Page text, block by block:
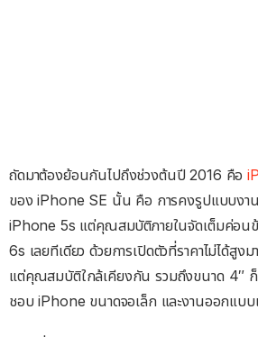
ถัดมาต้องย้อนกันไปถึงช่วงต้นปี 2016 คือ
ของ iPhone SE นั้น คือ การคงรูปแบบงา
iPhone 5s แต่คุณสมบัติภายในจัดเต็มค่อน
6s เลยทีเดียว ด้วยการเปิดตัวที่ราคาไม่ได้สู
แต่คุณสมบัติใกล้เคียงกัน รวมถึงขนาด 4″
ชอบ iPhone ขนาดจอเล็ก และงานออกแบบ